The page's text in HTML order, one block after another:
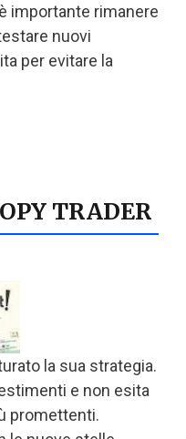
importante rimanere
nuovi
per evitare la
TRADER
la sua strategia.
e non esita
promettenti.